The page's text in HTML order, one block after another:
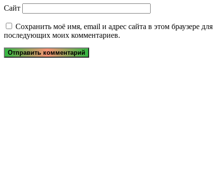
Сайт
Сохранить моё имя, email и адрес сайта в этом браузере для
последующих моих комментариев.